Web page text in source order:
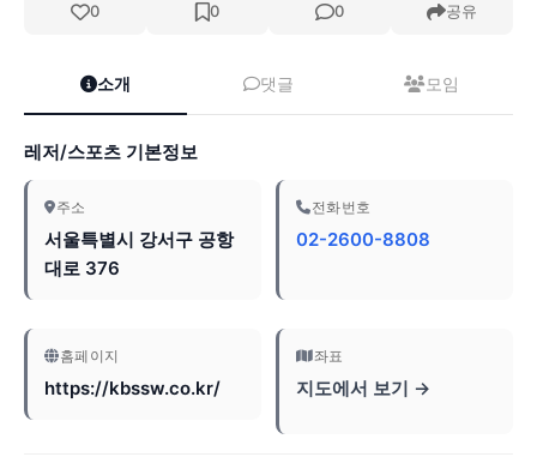
0 0 0 공유
소개 댓글 모임
레저/스포츠 기본정보
주소
서울특별시 강서구 공항
대로 376
전화번호
02-2600-8808
홈페이지
https://kbssw.co.kr/
좌표
지도에서 보기 →